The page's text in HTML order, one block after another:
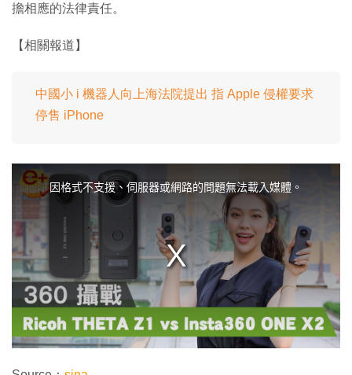
擔相應的法律責任。
【相關報道】
中國小 i 機器人向上海法院提出 指 Apple 侵權要求
停售 iPhone
m
d
l
w
i
n
d
.
因格式不支援、伺服器或網路的問題無法載入媒體。